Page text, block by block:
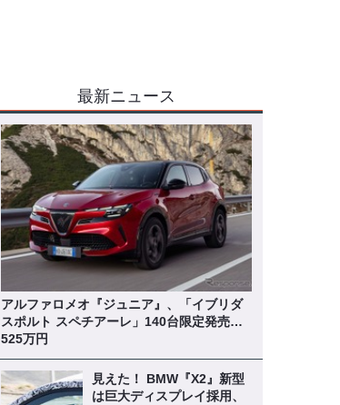
最新ニュース
アルファロメオ『ジュニア』、「イブリダ
スポルト スペチアーレ」140台限定発売…
525万円
見えた！ BMW『X2』新型
は巨大ディスプレイ採用、